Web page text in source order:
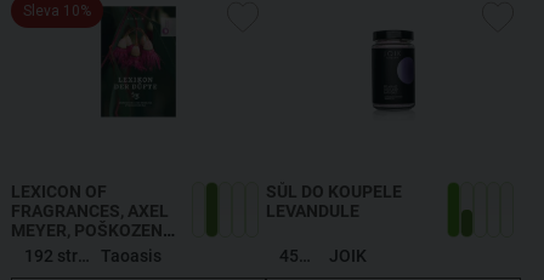
Sleva 10%
LEXICON OF
FRAGRANCES, AXEL
MEYER, POŠKOZENO
AXEL MEYER:
LEXIKON DER DÜFTE
Taoasis
SŮL DO KOUPELE
LEVANDULE
JOIK